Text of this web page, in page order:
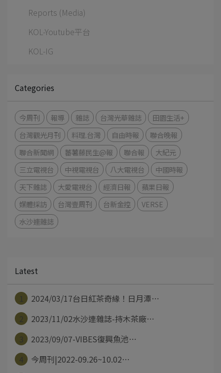
Reports (Media)
KOL-Youtube平台
KOL-IG
Categories
今周刊 報導 雜誌 台灣光華雜誌
田園生活+
台灣觀光月刊
料理.台灣 自由時報
聯合晚報
聯合新聞網
蕃薯藤民生@報 聯合報
大紀元
三立電視台
中視電視台 八大電視台
中國時報
天下雜誌
大愛電視台 經濟日報
蘋果日報
媒體採訪
台灣壹周刊 台新金控
VERSE
水沙連雜誌
Latest
2024/03/17台日紅茶奇緣！日月潭⋯
2023/11/02水沙連雜誌-持木茶廠⋯
2023/09/07-VIBES復興魚池⋯
今周刊|2022-09.26~10.02⋯